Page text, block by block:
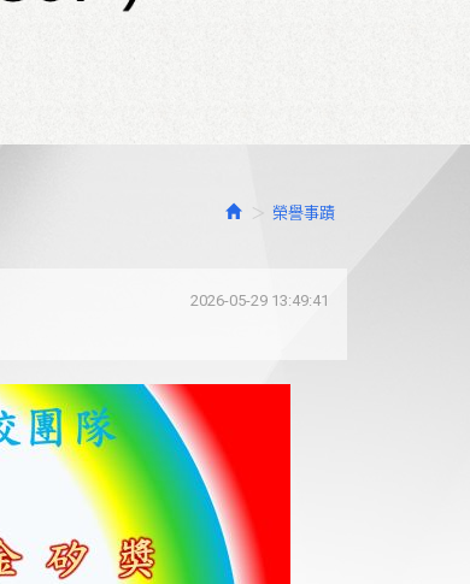
榮譽事蹟
2026-05-29 13:49:41